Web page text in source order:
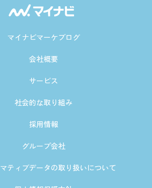
マイナビマーケブログ
会社概要
サービス
社会的な取り組み
採用情報
グループ会社
ティブデータの取り扱いについて